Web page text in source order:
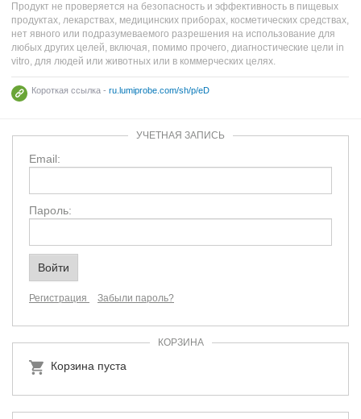
Продукт не проверяется на безопасность и эффективность в пищевых
продуктах, лекарствах, медицинских приборах, косметических средствах,
нет явного или подразумеваемого разрешения на использование для
любых других целей, включая, помимо прочего, диагностические цели in
vitro, для людей или животных или в коммерческих целях.
Короткая ссылка - ru.lumiprobe.com/sh/p/eD
УЧЕТНАЯ ЗАПИСЬ
Email:
Пароль:
Регистрация Забыли пароль?
КОРЗИНА
Корзина пуста